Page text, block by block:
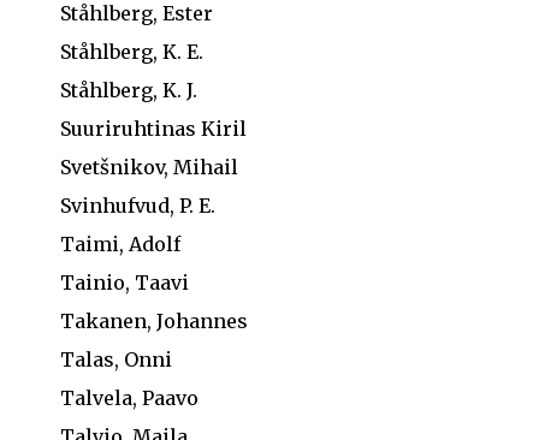
Ståhlberg, Ester
Ståhlberg, K. E.
Ståhlberg, K. J.
Suuriruhtinas Kiril
Svetšnikov, Mihail
Svinhufvud, P. E.
Taimi, Adolf
Tainio, Taavi
Takanen, Johannes
Talas, Onni
Talvela, Paavo